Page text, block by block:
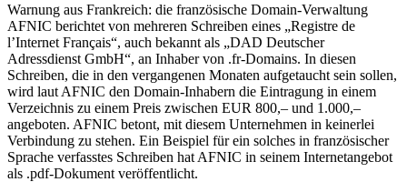
Warnung aus Frankreich: die französische Domain-Verwaltung
AFNIC berichtet von mehreren Schreiben eines „Registre de
l’Internet Français“, auch bekannt als „DAD Deutscher
Adressdienst GmbH“, an Inhaber von .fr-Domains. In diesen
Schreiben, die in den vergangenen Monaten aufgetaucht sein sollen,
wird laut AFNIC den Domain-Inhabern die Eintragung in einem
Verzeichnis zu einem Preis zwischen EUR 800,– und 1.000,–
angeboten. AFNIC betont, mit diesem Unternehmen in keinerlei
Verbindung zu stehen. Ein Beispiel für ein solches in französischer
Sprache verfasstes Schreiben hat AFNIC in seinem Internetangebot
als .pdf-Dokument veröffentlicht.